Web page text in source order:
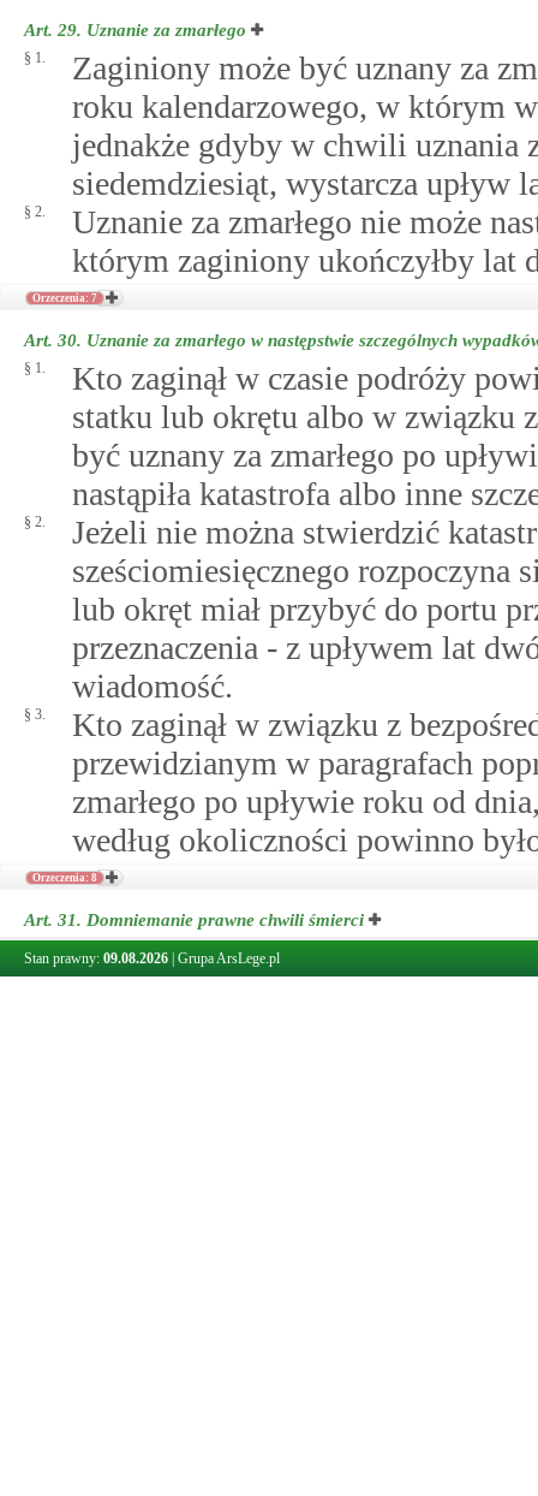
Art. 29. Uznanie za zmarłego
§ 1.
Zaginiony może być uznany za
roku kalendarzowego, w którym
jednakże gdyby w chwili uznania
siedemdziesiąt, wystarcza upływ
§ 2.
Uznanie za zmarłego nie może
którym zaginiony ukończyłby lat
Orzeczenia: 7
Art. 30. Uznanie za zmarłego w następstwie szczególnych
§ 1.
Kto zaginął w czasie podróży
statku lub okrętu albo w związku
być uznany za zmarłego po
nastąpiła katastrofa albo inne
§ 2.
Jeżeli nie można stwierdzić
sześciomiesięcznego rozpoczyna
lub okręt miał przybyć do portu
przeznaczenia - z upływem lat
wiadomość.
§ 3.
Kto zaginął w związku z
przewidzianym w paragrafach
zmarłego po upływie roku od
według okoliczności powinno
Orzeczenia: 8
Art. 31. Domniemanie prawne chwili śmierci
Domniemywa się, że zaginiony
Stan prawny: 09.08.2026 Grupa ArsLege.pl